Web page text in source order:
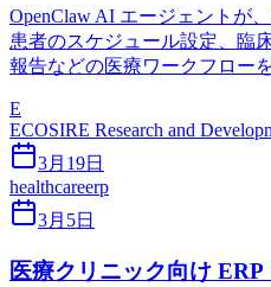
OpenClaw AI エージェントが
患者のスケジュール設定、臨
報告などの医療ワークフロー
E
ECOSIRE Research and
3月19日
healthcareerp
3月5日
医療クリニック向け